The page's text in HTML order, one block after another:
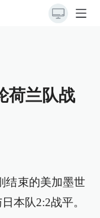
荷兰队战
结束的美加墨世
本队2:2战平。